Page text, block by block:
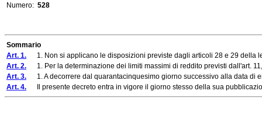
Numero: 528
Sommario
Art. 1. 1. Non si applicano le disposizioni previste dagli articoli 28 e 29 della
Art. 2. 1. Per la determinazione dei limiti massimi di reddito previsti dall'art.
Art. 3. 1. A decorrere dal quarantacinquesimo giorno successivo alla data di
Art. 4. Il presente decreto entra in vigore il giorno stesso della sua